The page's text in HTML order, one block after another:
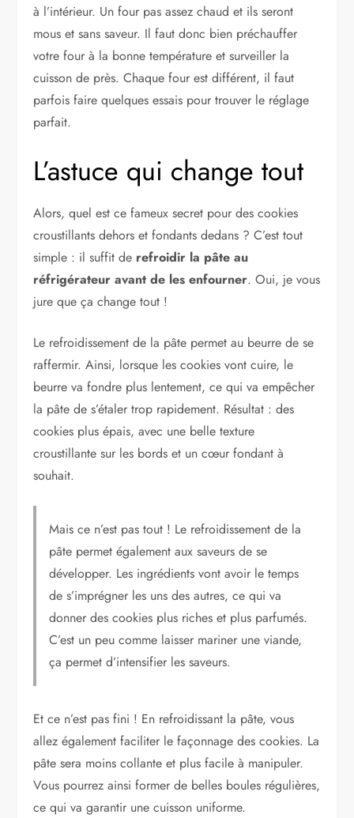
à l’intérieur. Un four pas assez chaud et ils seront
mous et sans saveur. Il faut donc bien préchauffer
votre four à la bonne température et surveiller la
cuisson de près. Chaque four est différent, il faut
parfois faire quelques essais pour trouver le réglage
parfait.
L’astuce qui change tout
Alors, quel est ce fameux secret pour des cookies
croustillants dehors et fondants dedans ? C’est tout
simple : il suffit de refroidir la pâte au
réfrigérateur avant de les enfourner. Oui, je vous
jure que ça change tout !
Le refroidissement de la pâte permet au beurre de se
raffermir. Ainsi, lorsque les cookies vont cuire, le
beurre va fondre plus lentement, ce qui va empêcher
la pâte de s’étaler trop rapidement. Résultat : des
cookies plus épais, avec une belle texture
croustillante sur les bords et un cœur fondant à
souhait.
Mais ce n’est pas tout ! Le refroidissement de la
pâte permet également aux saveurs de se
développer. Les ingrédients vont avoir le temps
de s’imprégner les uns des autres, ce qui va
donner des cookies plus riches et plus parfumés.
C’est un peu comme laisser mariner une viande,
ça permet d’intensifier les saveurs.
Et ce n’est pas fini ! En refroidissant la pâte, vous
allez également faciliter le façonnage des cookies. La
pâte sera moins collante et plus facile à manipuler.
Vous pourrez ainsi former de belles boules régulières,
ce qui va garantir une cuisson uniforme.